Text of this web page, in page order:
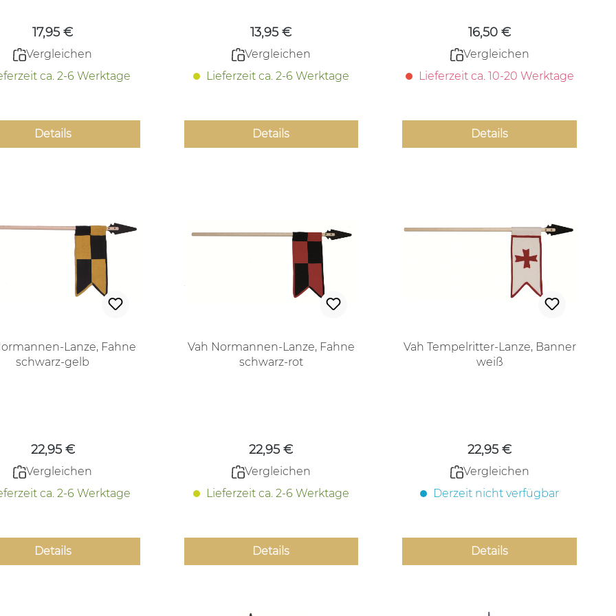
17,95 €
Vergleichen
ca. 2-6 Werktage
Details
13,95 €
Vergleichen
Lieferzeit ca. 2-6 Werktage
Details
16,50 €
Vergleichen
Lieferzeit ca. 10-20 Werktage
Details
Lanze, Fahne
schwarz-gelb
22,95 €
Vergleichen
ca. 2-6 Werktage
Details
Vah Normannen-Lanze, Fahne
schwarz-rot
22,95 €
Vergleichen
Lieferzeit ca. 2-6 Werktage
Details
Vah Tempelritter-Lanze, Banner
weiß
22,95 €
Vergleichen
Derzeit nicht verfügbar
Details